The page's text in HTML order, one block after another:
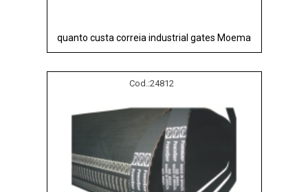
quanto custa correia industrial gates Moema
Cod.:24812